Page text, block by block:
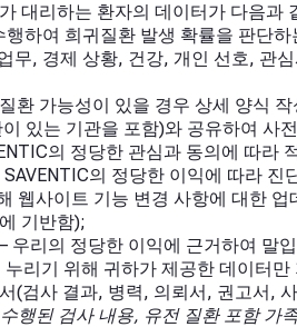
대리하는 환자의 데이터가 다음과
하여 희귀질환 발생 확률을 판단
, 경제 상황, 건강, 개인 선호, 관
가능성이 있을 경우 상세 양식
있는 기관을 포함)와 공유하여 사
의 정당한 관심과 동의에 따라
의 정당한 이익에 따라
웹사이트 기능 변경 사항에 대한 업
기반함);
우리의 정당한 이익에 근거하여 말
리기 위해 귀하가 제공한 데이터
(검사 결과, 병력, 의뢰서, 권고서,
행된 검사 내용, 유전 질환 포함